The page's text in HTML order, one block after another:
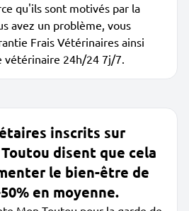
qu'ils sont motivés par la
avez un problème, vous
Frais Vétérinaires ainsi
vétérinaire 24h/24 7j/7.
inscrits sur
disent que cela
le bien-être de
en moyenne.